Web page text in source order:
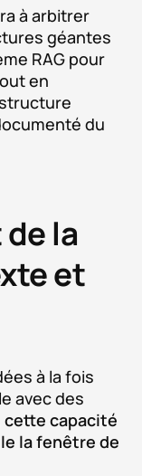
à arbitrer
géantes
RAG pour
en
du
la
et
à la fois
avec des
cette capacité
la fenêtre de